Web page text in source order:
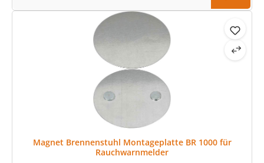
Magnet Brennenstuhl Montageplatte BR 1000 für
Rauchwarnmelder